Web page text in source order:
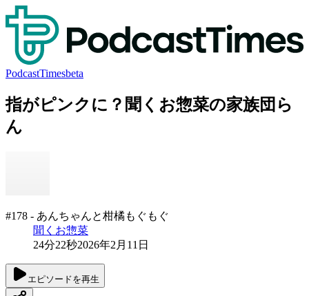
PodcastTimesbeta
指がピンクに？聞くお惣菜の家族団ら
ん
#178 - あんちゃんと柑橘もぐもぐ
聞くお惣菜
24分22秒2026年2月11日
エピソードを再生